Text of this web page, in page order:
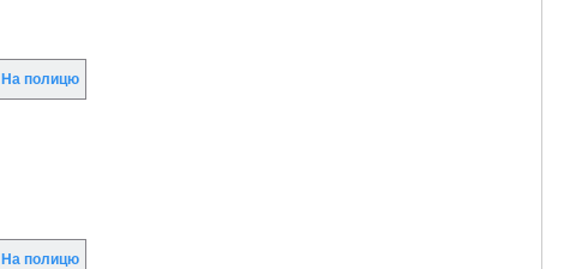
На полицю
На полицю